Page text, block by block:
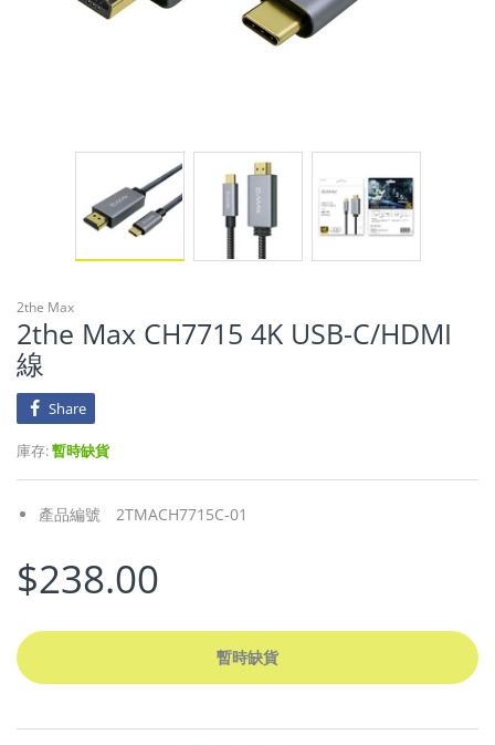
2the Max
2the Max CH7715 4K USB-C/HDMI
線
Share
庫存:暫時缺貨
產品編號 2TMACH7715C-01
$238.00
暫時缺貨